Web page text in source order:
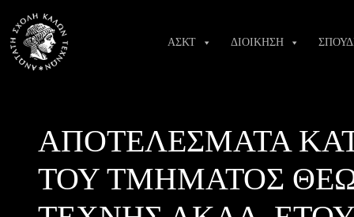
content
ΑΣΚΤ ΔΙΟΙΚΗΣΗ
ΑΠΟΤΕΛΕΣΜΑΤΑ
ΤΟΥ ΤΜΗΜΑΤΟΣ